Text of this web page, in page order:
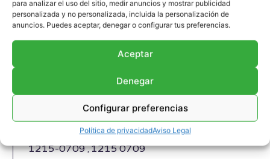
para analizar el uso del sitio, medir anuncios y mostrar publicidad
personalizada y no personalizada, incluida la personalización de
anuncios. Puedes aceptar, denegar o configurar tus preferencias.
Aceptar
Denegar
Configurar preferencias
Política de privacidadAviso Legal
Junta de dilatación MWM RS-
12150710
Junta de expansión MWM RS-12150710 Culata
604 , TBG 620 , TCG 2020 , CG 170
Referencia MWM: 12150710 , 1215-0710 ,
1215 0710
Referencia predecesora MWM: 12150709 ,
1215-0709 , 1215 0709